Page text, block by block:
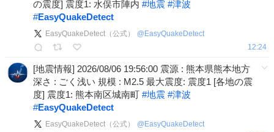
の震度] 震度1: 水俣市陣内 #地震 #津波
#EasyQuakeDetect
EasyQuakeDetect（公式） @ EasyQuakeDetect
12:24
[地震情報] 2026/08/06 19:56:00 震源 : 熊本県熊本地方
深さ : ごく浅い 規模 : M2.5 最大震度: 震度1 [各地の震
度] 震度1: 熊本南区城南町 #地震 #津波
#EasyQuakeDetect
EasyQuakeDetect（公式） @ EasyQuakeDetect